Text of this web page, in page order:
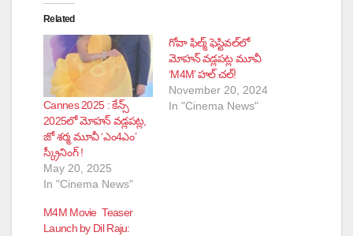
Related
Cannes 2025 : కేన్స్
2025లో మోహన్ వడ్లపట్ల,
జో శర్మ మూవీ ‘ఎం4ఎం’
స్క్రీనింగ్ !
May 20, 2025
In "Cinema News"
గోవా ఫిల్మ్ ఫెస్టివల్‌లో
మోహన్ వడ్లపట్ల మూవీ
‘M4M’ హల్ చల్!
November 20, 2024
In "Cinema News"
M4M Movie Teaser
Launch by Dil Raju: